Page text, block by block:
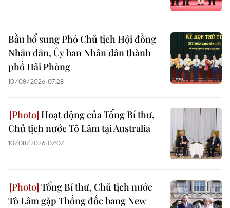
Bầu bổ sung Phó Chủ tịch Hội đồng
Nhân dân, Ủy ban Nhân dân thành
phố Hải Phòng
10/08/2026 07:28
Hoạt động của Tổng Bí thư,
Chủ tịch nước Tô Lâm tại Australia
10/08/2026 07:07
Tổng Bí thư, Chủ tịch nước
Tô Lâm gặp Thống đốc bang New